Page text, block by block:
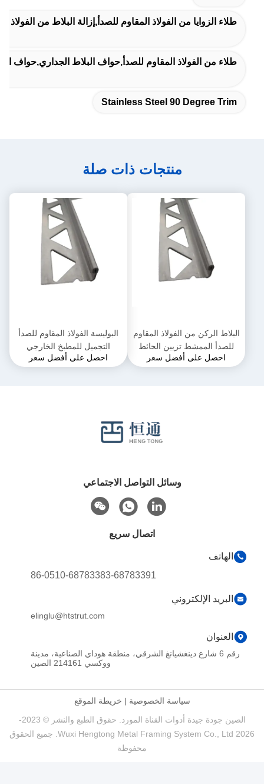
طلاء الزوايا من الفولاذ المقاوم للصدأ,إزالة البلاط من الفولاذ المقاوم للصدأ 10 ملم,الفولاذ
طلاء من الفولاذ المقاوم للصدأ,حواف البلاط الجداري,حواف
Stainless Steel 90 Degree Trim
منتجات ذات صلة
البلاط الركن من الفولاذ المقاوم
للصدأ الممشط تزيين الحائط
احصل على أفضل سعر
البوليسة الفولاذ المقاوم للصدأ
التجميل للمطبخ الخارجي
المجموعة غطاء 304 لتر
احصل على أفضل سعر
وسائل التواصل الاجتماعي
اتصال سريع
الهاتف
86-0510-68783383-68783391
البريد الإلكتروني
elinglu@htstrut.com
العنوان
رقم 6 شارع دينغشيانغ الشرقي، منطقة هوداي الصناعية، مدينة
ووكسي 214161 الصين
سياسة الخصوصية|خريطة الموقع
الصين جودة جيدة أدوات القناة المورد. حقوق الطبع والنشر © 2023-
2026 Wuxi Hengtong Metal Framing System Co., Ltd. جميع الحقوق
محفوظة